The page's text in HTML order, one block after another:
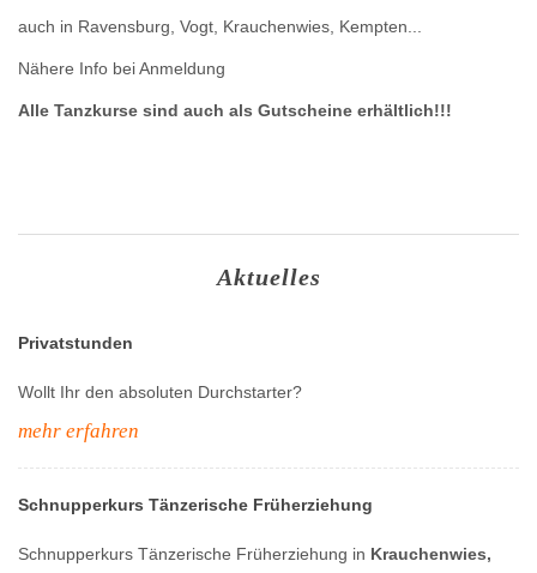
auch in Ravensburg, Vogt, Krauchenwies, Kempten...
Nähere Info bei Anmeldung
Alle Tanzkurse sind auch als Gutscheine erhältlich!!!
Aktuelles
Privatstunden
Wollt Ihr den absoluten Durchstarter?
mehr erfahren
Schnupperkurs Tänzerische Früherziehung
Schnupperkurs Tänzerische Früherziehung in Krauchenwies,